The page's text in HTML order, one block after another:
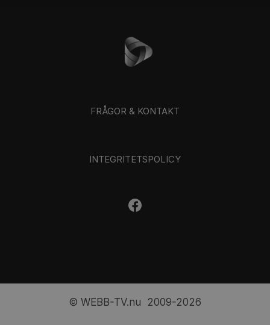
FRÅGOR & KONTAKT
INTEGRITETSPOLICY
© WEBB-TV.nu 2009-2026